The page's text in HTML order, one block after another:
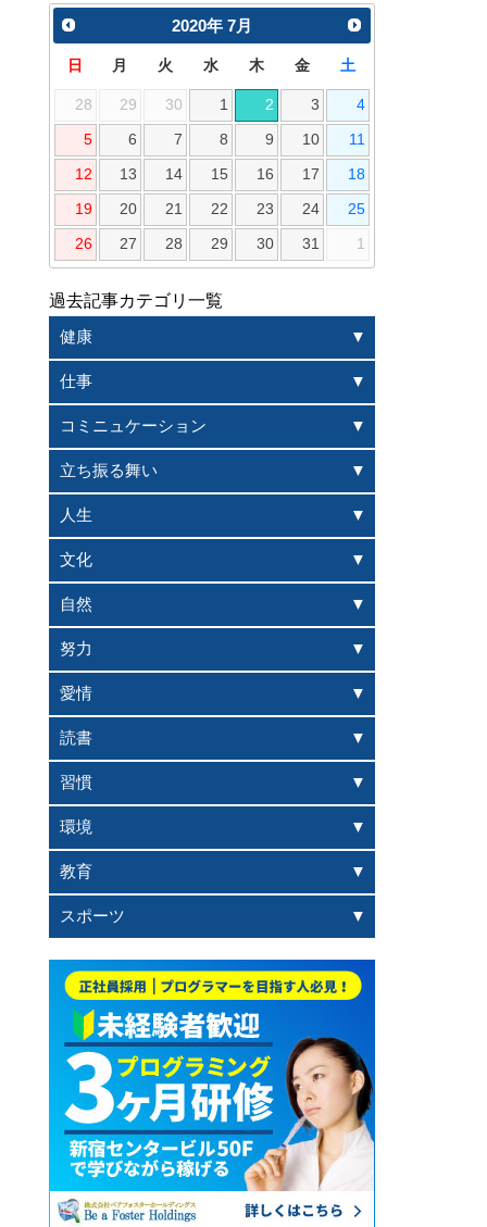
2020年 7月
日 月 火 水 木 金 土
28 29 30 1 2 3 4
5 6 7 8 9 10 11
12 13 14 15 16 17 18
19 20 21 22 23 24 25
26 27 28 29 30 31 1
過去記事カテゴリ一覧
健康
仕事
コミニュケーション
立ち振る舞い
人生
文化
自然
努力
愛情
読書
習慣
環境
教育
スポーツ